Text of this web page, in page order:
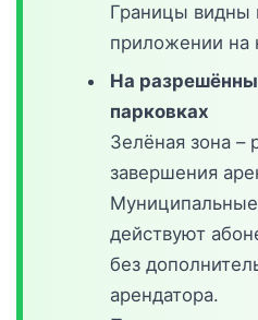
Границы видны
приложении на
На
парковках
Зелёная зона –
завершения
Муниципальные
действуют
без
арендатора.